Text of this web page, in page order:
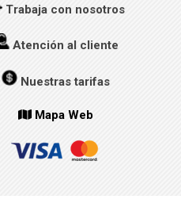
Trabaja con nosotros
Atención al cliente
Nuestras tarifas
Mapa Web